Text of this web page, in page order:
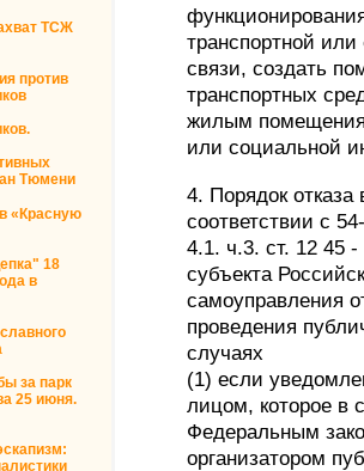
ТСЖ
против
Тюмени
«Красную
18
в
за парк
25 июня.
транспортной
связи, создать
транспортных
жилым
или социальной
4. Порядок
соответствии с
4.1. ч.3. ст. 12 45
субъекта
самоуправления
проведения
случаях
(1) если
лицом, которое в
Федеральным
организатором